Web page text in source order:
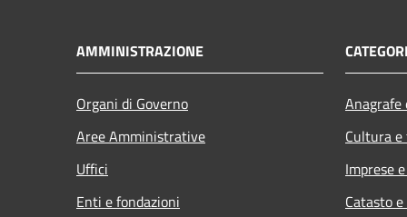
AMMINISTRAZIONE
Organi di Governo
Aree Amministrative
Uffici
Enti e fondazioni
Cultura
Imprese
Catasto